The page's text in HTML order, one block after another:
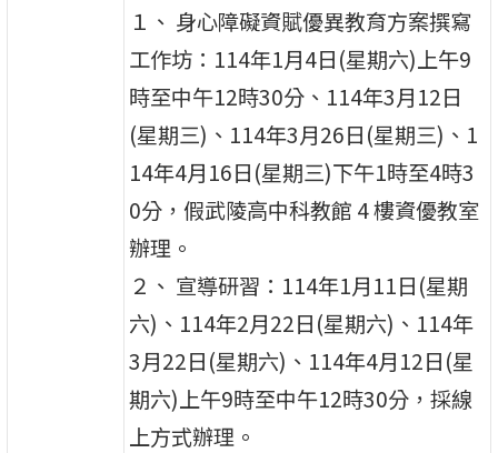
１、 身心障礙資賦優異教育方案撰寫
工作坊：114年1月4日(星期六)上午9
時至中午12時30分、114年3月12日
(星期三)、114年3月26日(星期三)、1
14年4月16日(星期三)下午1時至4時3
0分，假武陵高中科教館 4 樓資優教室
辦理。
２、 宣導研習：114年1月11日(星期
六)、114年2月22日(星期六)、114年
3月22日(星期六)、114年4月12日(星
期六)上午9時至中午12時30分，採線
上方式辦理。